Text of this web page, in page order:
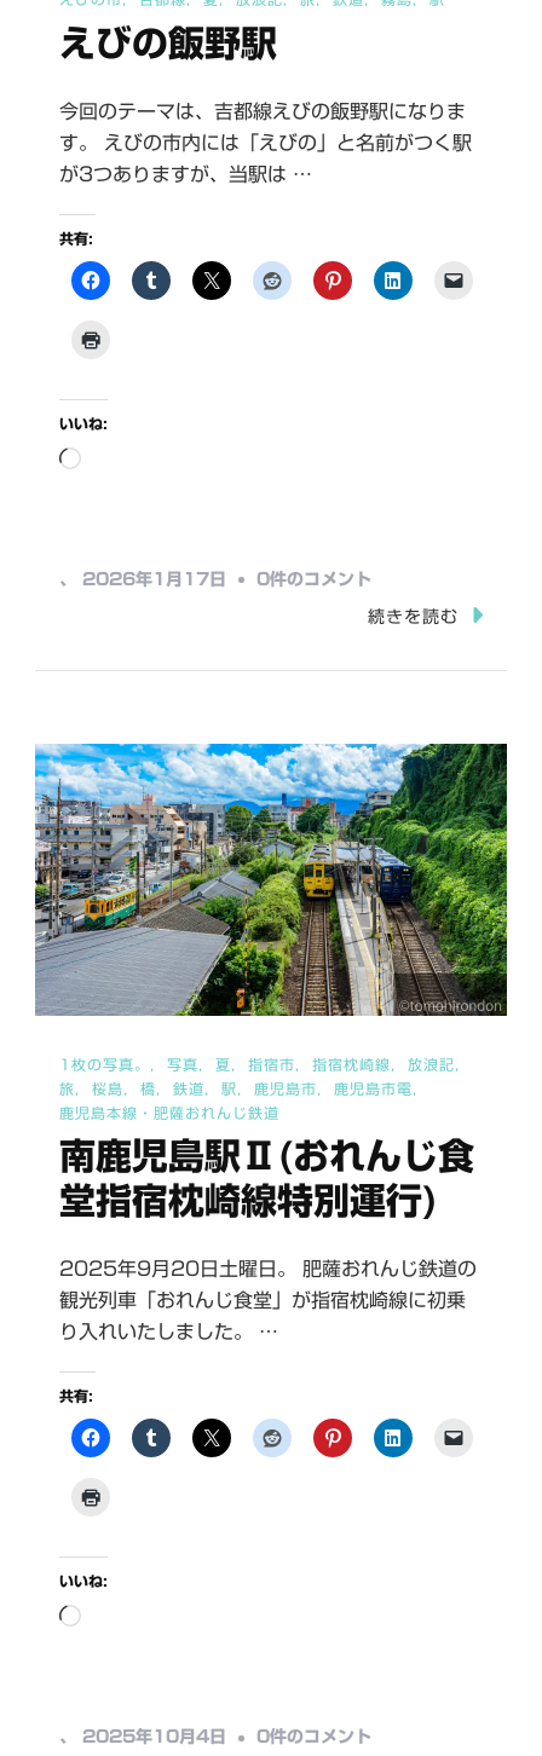
えびの飯野駅
今回のテーマは、吉都線えびの飯野駅になりま
す。 えびの市内には「えびの」と名前がつく駅
が3つありますが、当駅は …
共有:
いいね:
読
中…
、 2026年1月17日 え
駅
へ
の
0件のコメント
続きを読む
1枚の写真。 写真 夏 指宿市 指宿枕崎線
放浪記
旅
桜島 橋 鉄道 駅 鹿児島市
鹿児島市電
鹿児島本線・肥薩おれんじ鉄道
南鹿児島駅Ⅱ(おれんじ食
堂指宿枕崎線特別運行)
2025年9月20日土曜日。 肥薩おれんじ鉄道の
観光列車「おれんじ食堂」が指宿枕崎線に初乗
り入れいたしました。 …
共有:
いいね:
読
中…
、 2025年10月4日 南
0件のコメント